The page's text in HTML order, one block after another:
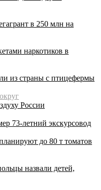
в 250 млн на
наркотиков в
из страны с птицефермы
России
73-летний экскурсовод
до 80 т томатов
назвали детей,